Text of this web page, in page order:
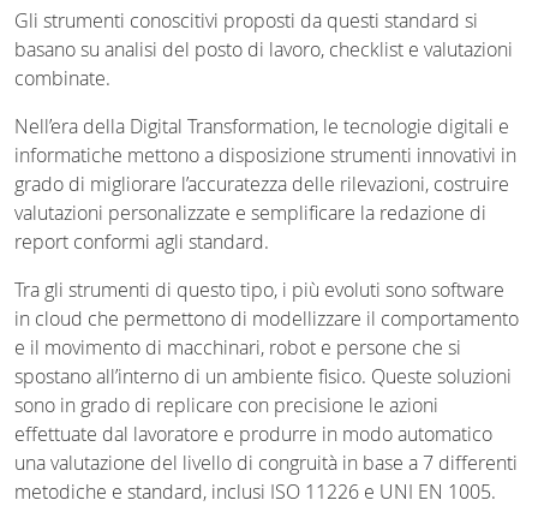
Gli strumenti conoscitivi proposti da questi standard si
basano su analisi del posto di lavoro, checklist e valutazioni
combinate.
Nell’era della Digital Transformation, le tecnologie digitali e
informatiche mettono a disposizione strumenti innovativi in
grado di migliorare l’accuratezza delle rilevazioni, costruire
valutazioni personalizzate e semplificare la redazione di
report conformi agli standard.
Tra gli strumenti di questo tipo, i più evoluti sono software
in cloud che permettono di modellizzare il comportamento
e il movimento di macchinari, robot e persone che si
spostano all’interno di un ambiente fisico. Queste soluzioni
sono in grado di replicare con precisione le azioni
effettuate dal lavoratore e produrre in modo automatico
una valutazione del livello di congruità in base a 7 differenti
metodiche e standard, inclusi ISO 11226 e UNI EN 1005.